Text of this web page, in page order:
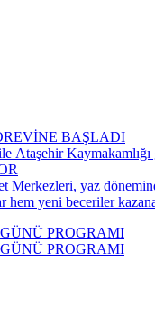
BAŞLADI
Merkezleri, yaz
hem yeni beceriler
PROGRAMI
PROGRAMI